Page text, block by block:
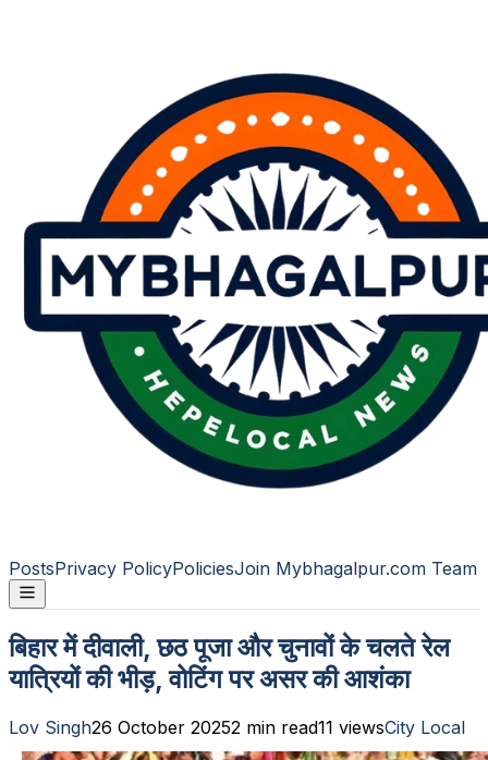
PostsPrivacy PolicyPoliciesJoin Mybhagalpur.com Team
बिहार में दीवाली, छठ पूजा और चुनावों के चलते रेल
यात्रियों की भीड़, वोटिंग पर असर की आशंका
Lov Singh26 October 20252 min read11 viewsCity Local